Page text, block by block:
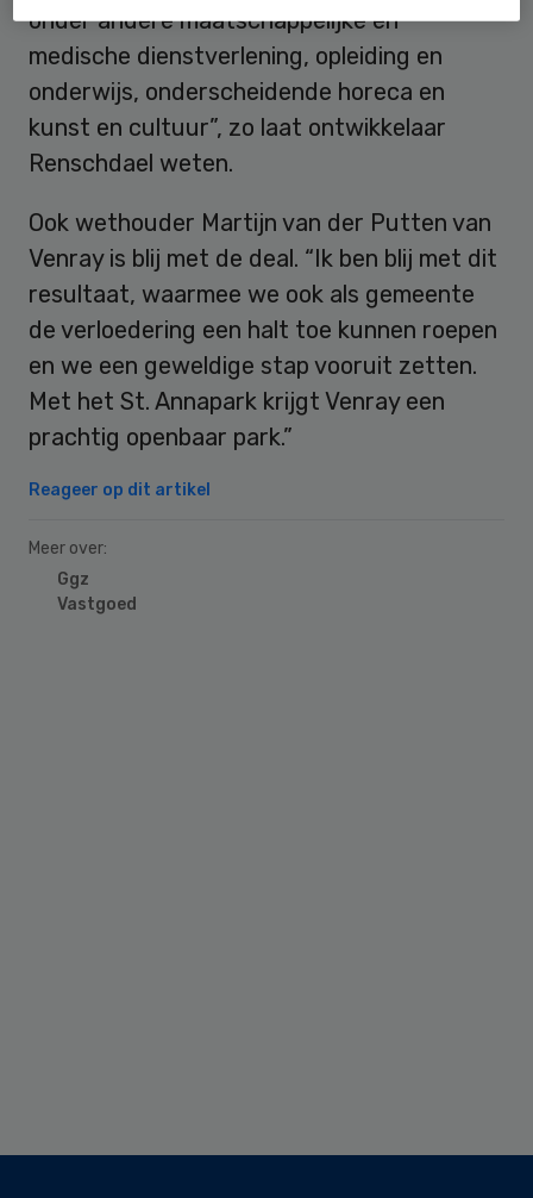
onder andere maatschappelijke en
medische dienstverlening, opleiding en
onderwijs, onderscheidende horeca en
kunst en cultuur”, zo laat ontwikkelaar
Renschdael weten.
Ook wethouder Martijn van der Putten van
Venray is blij met de deal. “Ik ben blij met dit
resultaat, waarmee we ook als gemeente
de verloedering een halt toe kunnen roepen
en we een geweldige stap vooruit zetten.
Met het St. Annapark krijgt Venray een
prachtig openbaar park.”
Reageer op dit artikel
Meer over:
Ggz
Vastgoed